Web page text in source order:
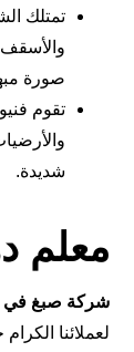
تمتلك
صورة
تقوم
شديدة.
معلم
شركة صبغ في
لعملائنا